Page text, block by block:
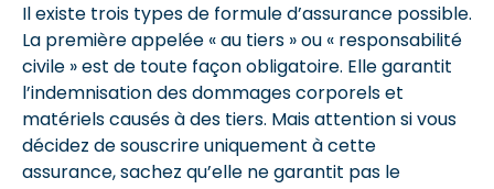
Il existe trois types de formule d’assurance possible.
La première appelée « au tiers » ou « responsabilité
civile » est de toute façon obligatoire. Elle garantit
l’indemnisation des dommages corporels et
matériels causés à des tiers. Mais attention si vous
décidez de souscrire uniquement à cette
assurance, sachez qu’elle ne garantit pas le